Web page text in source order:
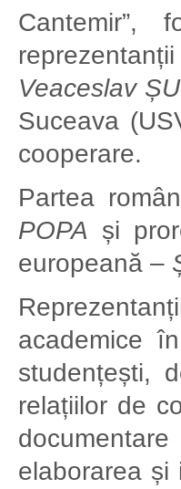
Veaceslav
Suceava
cooperare.
Partea
POPA și
europeană –
academice
studențești,
relațiilor de
elaborarea și